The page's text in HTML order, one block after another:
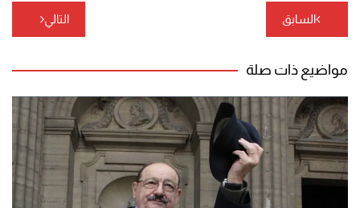
تصفّح
المقالات
السابق التالي
مواضيع ذات صلة